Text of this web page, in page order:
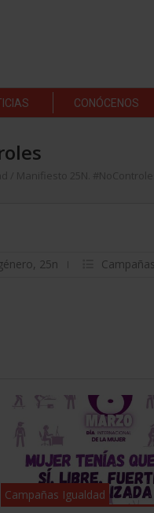
CONÓCENOS
Manifiesto 25N. #NoControles
, 25n
Campañas Igualdad